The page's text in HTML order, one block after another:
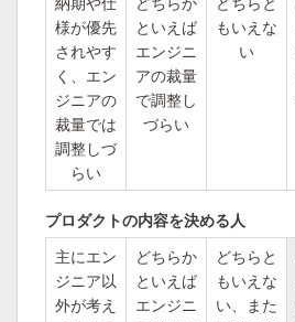
様が優先
されやす
く、エン
ジニアの
裁量では
調整しづ
らい
といえば
エンジニ
アの裁量
で調整し
づらい
もいえな
い
プロダクトの内容を決める人
主にエン
ジニア以
外が考え
どちらか
といえば
エンジニ
どちらと
もいえな
い、また